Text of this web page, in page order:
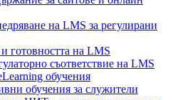
на LMS за регулирани
готовността на LMS
съответствие на LMS
обучения
обучения за служители